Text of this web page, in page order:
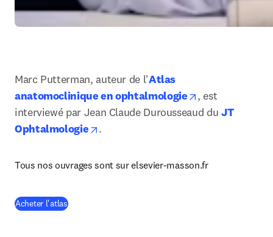
Marc Putterman, auteur de l'Atlas
anatomoclinique en ophtalmologie
opens in new
, est
interviewé par Jean Claude Durousseaud du JT
Ophtalmologie
opens in new tab/window
.
Tous nos ouvrages sont sur elsevier-masson.fr
Acheter l'atlas(